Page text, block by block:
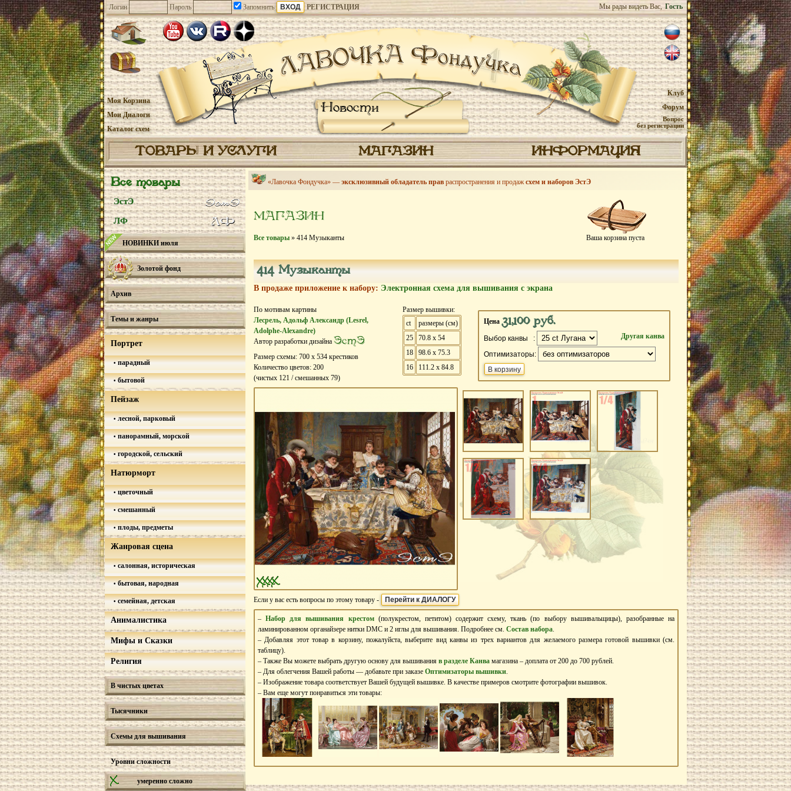
Логин Пароль Запомнить РЕГИСТРАЦИЯ Мы рады видеть Вас, Гость
Новости
Моя Корзина
Мои Диалоги
Каталог схем
Клуб
Форум
Вопрос
без регистрации
ТОВАРЫ И УСЛУГИ МАГАЗИН ИНФОРМАЦИЯ
Все товары
ЭстЭ
ЛФ
НОВИНКИ июля
Золотой фонд
Архив
Темы и жанры
Портрет
парадный
бытовой
Пейзаж
лесной, парковый
панорамный, морской
городской, сельский
Натюрморт
цветочный
смешанный
плоды, предметы
Жанровая сцена
салонная, историческая
бытовая, народная
семейная, детская
Анималистика
Мифы и Сказки
Религия
В чистых цветах
Тысячники
Схемы для вышивания
Уровни сложности
умеренно сложно
«Лавочка Фондучка» — эксклюзивный обладатель прав распространения и продажсхем и наборов ЭстЭ
Ваша корзина пуста
МАГАЗИН
Все товары » 414 Музыканты
414 Музыканты
В продаже приложение к набору: Электронная схема для вышивания с экрана
По мотивам картины
Лесрель, Адольф Александр (Lesrel,
Adolphe-Alexandre)
Автор разработки дизайна ЭстЭ
Размер схемы: 700 х 534 крестиков
Количество цветов: 200
(чистых 121 / смешанных 79)
Размер вышивки:
ct
размеры (см)
25
70.8 x 54
18
98.6 x 75.3
16
111.2 x 84.8
Цена 31,100 руб.
Другая канва
Выбор канвы :
Оптимизаторы:
Если у вас есть вопросы по этому товару - Перейти к ДИАЛОГУ
–Набор для вышивания крестом(полукрестом, петитом) содержит схему, ткань (по выбору вышивальщицы), разобранные на
ламинированном органайзере нитки DMC и 2 иглы для вышивания. Подробнее см. Состав набора.
– Добавляя этот товар в корзину, пожалуйста, выберите вид канвы из трех вариантов для желаемого размера готовой вышивки (см.
таблицу).
– Также Вы можете выбрать другую основу для вышивания в разделе Канва магазина – доплата от 200 до 700 рублей.
– Для облегчения Вашей работы — добавьте при заказе Оптимизаторы вышивки.
– Изображение товара соответствует Вашей будущей вышивке. В качестве примеров смотрите фотографии вышивок.
– Вам еще могут понравиться эти товары: